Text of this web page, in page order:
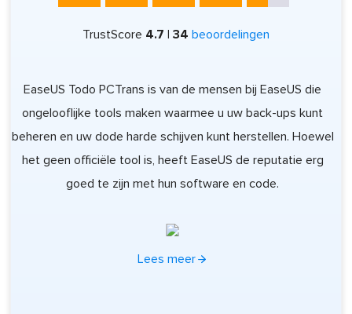
TrustScore 4.7 | 34 beoordelingen
EaseUS Todo PCTrans is van de mensen bij EaseUS die
ongelooflijke tools maken waarmee u uw back-ups kunt
beheren en uw dode harde schijven kunt herstellen. Hoewel
het geen officiële tool is, heeft EaseUS de reputatie erg
goed te zijn met hun software en code.
Lees meer